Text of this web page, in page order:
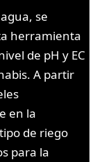
se
herramienta
de pH y EC
A partir
en la
de riego
para la